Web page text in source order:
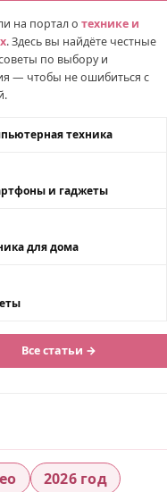
на портал о технике и
. Здесь вы найдёте честные
по выбору и
— чтобы не ошибиться с
техника
и гаджеты
для дома
Все статьи →
2026 год